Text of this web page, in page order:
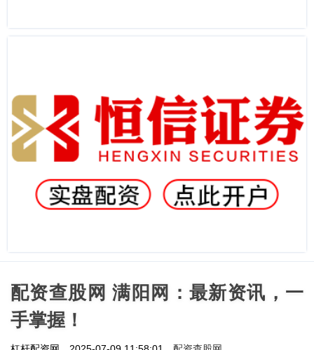
配资查股网 满阳网：最新资讯，一
手掌握！